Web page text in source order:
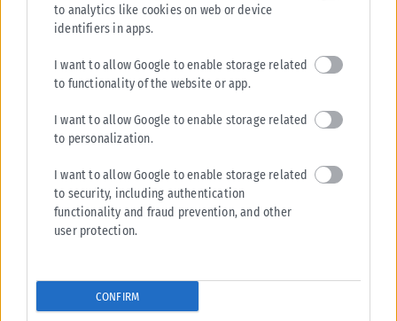
to analytics like cookies on web or device
identifiers in apps.
I want to allow Google to enable storage related
to functionality of the website or app.
I want to allow Google to enable storage related
to personalization.
I want to allow Google to enable storage related
to security, including authentication
functionality and fraud prevention, and other
user protection.
CONFIRM